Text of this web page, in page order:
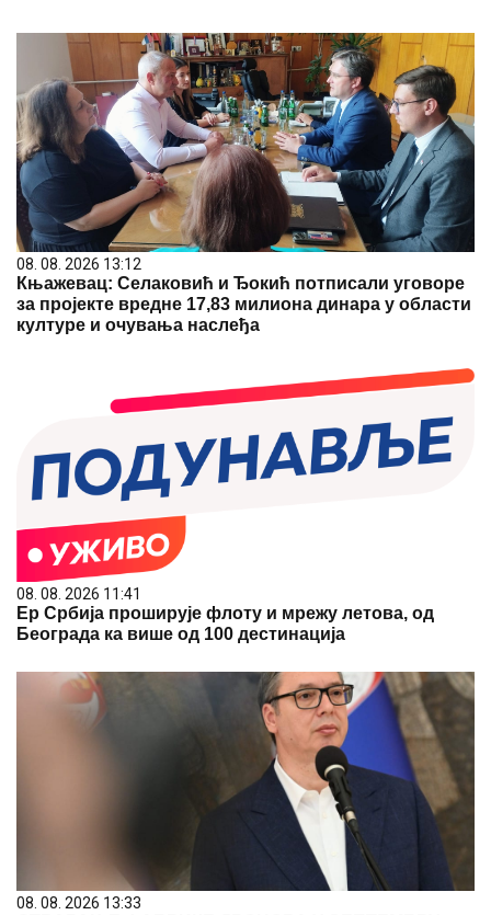
08. 08. 2026 13:12
Књажевац: Селаковић и Ђокић потписали уговоре
за пројекте вредне 17,83 милиона динара у области
културе и очувања наслеђа
08. 08. 2026 11:41
Ер Србија проширује флоту и мрежу летова, од
Београда ка више од 100 дестинација
08. 08. 2026 13:33